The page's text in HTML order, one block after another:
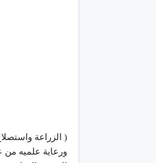
( الزراعة
ورعاية علميه من